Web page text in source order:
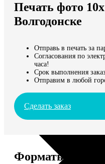
Мы доставляем по всему
Продолжить без города
Печать фото
Волгодонске
Отправь в печать за
Согласования по
часа!
Срок выполнения
Отправим в любой
Сделать заказ
Форматы и цены